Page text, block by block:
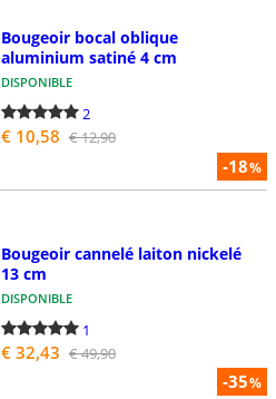
-18%
Bougeoir bocal oblique
aluminium satiné 4 cm
DISPONIBLE
2
€ 10,58 € 12,90
-35%
Bougeoir cannelé laiton nickelé
13 cm
DISPONIBLE
1
€ 32,43 € 49,90